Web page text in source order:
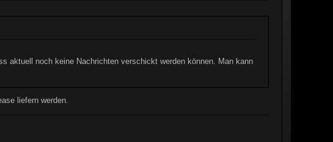
aktuell noch keine Nachrichten verschickt werden können. Man kann
liefern werden.